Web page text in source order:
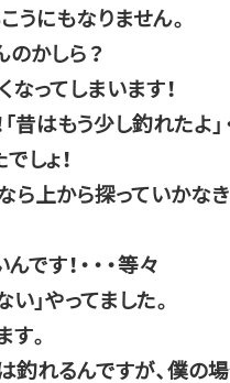
うにもなりません。
かしら？
ってしまいます！
はもう少し釣れたよ」・
しょ！
上から探っていかな
です！・・・等々
」やってました。
す。
釣れるんですが、僕の